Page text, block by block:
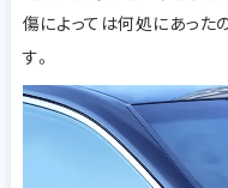
傷によっては何処にあった
す。